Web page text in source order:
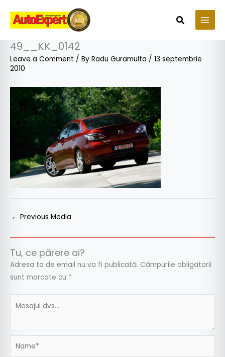
content
Search
49__KK_0142
Leave a Comment / By Radu Guramulta / 13 septembrie
2010
← Previous Media
Tu, ce părere ai?
Adresa ta de email nu va fi publicată. Câmpurile obligatorii
sunt marcate cu *
Name*